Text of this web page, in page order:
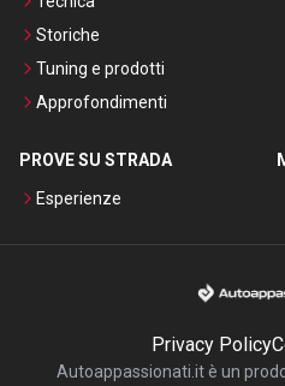
Storiche
Tuning e prodotti
Approfondimenti
PROVE SU STRADA
Esperienze
Privacy Policy
Autoappassionati.it è un